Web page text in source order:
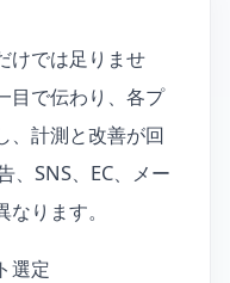
けでは足りませ
目で伝わり、各プ
、計測と改善が回
、SNS、EC、メー
ります。
選定